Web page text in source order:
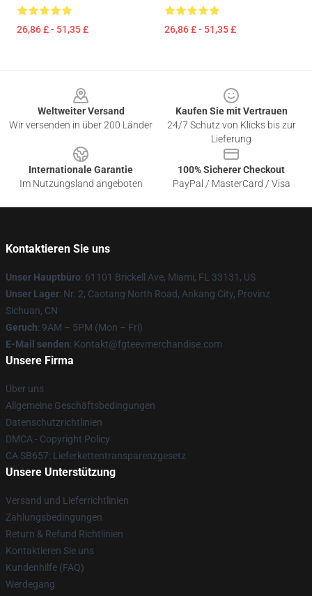
26,86 £ - 51,35 £ 26,86 £ - 51,35 £
Weltweiter Versand
Wir versenden in über 200 Länder
Kaufen Sie mit Vertrauen
24/7 Schutz von Klicks bis zur
Lieferung
Internationale Garantie
Im Nutzungsland angeboten
100% Sicherer Checkout
PayPal / MasterCard / Visa
Kontaktieren Sie uns
Unser Hauptbüro: 61101 Brickell Ave, Miami, FL 33131, US
Unser Lager: Nr. 2, Caotang North Road, Ankang City, Provinz
Sichuan, CN
Geruch: 9AM – 5PM (Mon – Fri)
E-Mail senden: Kontakt@fgteevmerchandise.com
Unsere Firma
Über uns
Allgemeine Geschäftsbedingungen
Datenschutzrichtlinien
DMCA - Copyright Policy
CA SB657: Lieferkettentransparenzgesetz
Unsere Unterstützung
Versand und Lieferrichtlinien
Zahlungsbedingungen
Return & Refund Richtlinien
Kontaktieren Sie uns
Kundenhilfe (FAQ)
Werdegang